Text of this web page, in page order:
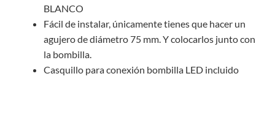
BLANCO
Fácil de instalar, únicamente tienes que hacer un
agujero de diámetro 75 mm. Y colocarlos junto con
la bombilla.
Casquillo para conexión bombilla LED incluido